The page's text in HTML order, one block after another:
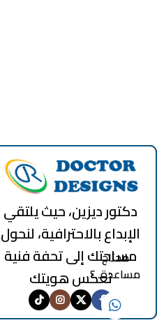
دكتور ديزين، حيث يلتقي
الإبداع بالاحترافية، لنحول
مساحتك إلى تحفة فنية
تعكس هويتك
محتاج
مساعدة..؟